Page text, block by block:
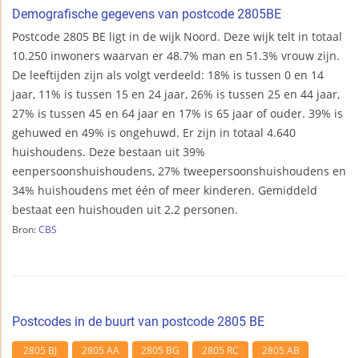
Demografische gegevens van postcode 2805BE
Postcode 2805 BE ligt in de wijk Noord. Deze wijk telt in totaal
10.250 inwoners waarvan er 48.7% man en 51.3% vrouw zijn.
De leeftijden zijn als volgt verdeeld: 18% is tussen 0 en 14
jaar, 11% is tussen 15 en 24 jaar, 26% is tussen 25 en 44 jaar,
27% is tussen 45 en 64 jaar en 17% is 65 jaar of ouder. 39% is
gehuwed en 49% is ongehuwd. Er zijn in totaal 4.640
huishoudens. Deze bestaan uit 39%
eenpersoonshuishoudens, 27% tweepersoonshuishoudens en
34% huishoudens met één of meer kinderen. Gemiddeld
bestaat een huishouden uit 2.2 personen.
Bron: CBS
Postcodes in de buurt van postcode 2805 BE
2805 BJ 2805 AA 2805 BG 2805 RC
2805 AB